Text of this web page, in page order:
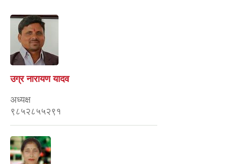
उग्र नारायण यादव
अध्यक्ष
९८५२८५५२९१